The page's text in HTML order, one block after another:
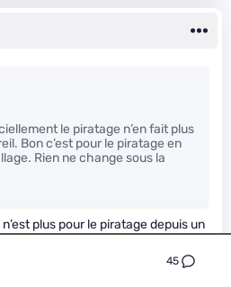
45
le piratage n’en fait plus
Bon c’est pour le piratage en
Rien ne change sous la
plus pour le piratage depuis un